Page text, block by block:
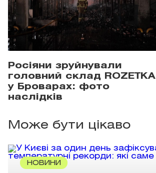
Росіяни зруйнували
головний склад ROZETKA
у Броварах: фото
наслідків
Може бути цікаво
НОВИНИ